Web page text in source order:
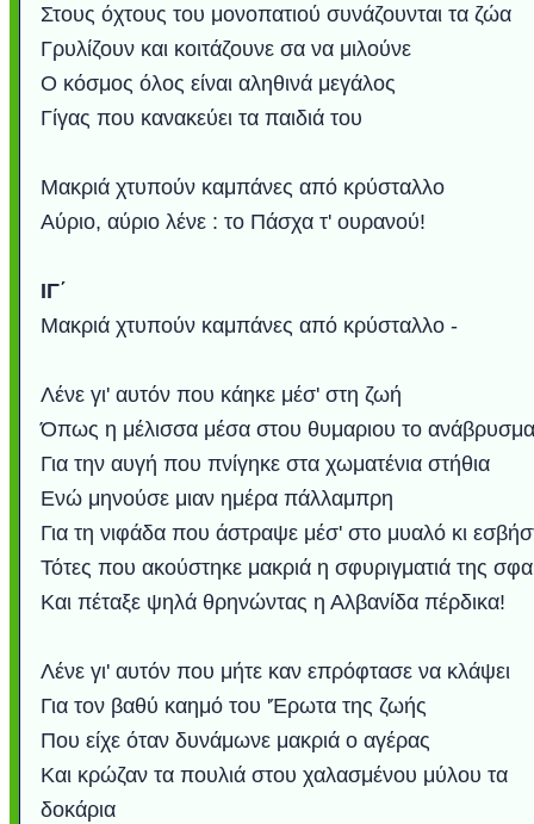
Στους όχτους του μονοπατιού συνάζουνται τα ζώα
Γρυλίζουν και κοιτάζουνε σα να μιλούνε
Ο κόσμος όλος είναι αληθινά μεγάλος
Γίγας που κανακεύει τα παιδιά του
Μακριά χτυπούν καμπάνες από κρύσταλλο
Αύριο, αύριο λένε : το Πάσχα τ' ουρανού!
ΙΓ΄
Μακριά χτυπoύν καμπάνες από κρύσταλλο -
Λένε γι' αυτόν που κάηκε μέσ' στη ζωή
Όπως η μέλισσα μέσα στου θυμαριου το ανάβρυσμα
Για την αυγή που πνίγηκε στα χωματένια στήθια
Ενώ μηνούσε μιαν ημέρα πάλλαμπρη
Για τη νιφάδα που άστραψε μέσ' στο μυαλό κι
Τότες που ακούστηκε μακριά η σφυριγματιά της
Και πέταξε ψηλά θρηνώντας η Αλβανίδα πέρδικα!
Λένε γι' αυτόν που μήτε καν επρόφτασε να κλάψει
Για τον βαθύ καημό του 'Έρωτα της ζωής
Που είχε όταν δυνάμωνε μακριά ο αγέρας
Και κρώζαν τα πουλιά στου χαλασμένου μύλου τα
δοκάρια